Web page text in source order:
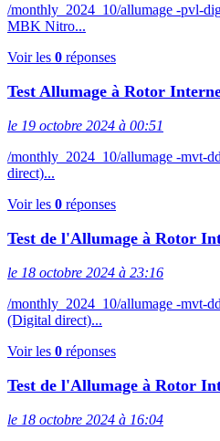
/monthly_2024_10/allumage -pvl-
MBK Nitro...
Voir les 0 réponses
Test Allumage à Rotor
le 19 octobre 2024 à 00:51
/monthly_2024_10/allumage -mvt-
direct)...
Voir les 0 réponses
Test de l'Allumage à Rotor
le 18 octobre 2024 à 23:16
/monthly_2024_10/allumage -mvt-
(Digital direct)...
Voir les 0 réponses
Test de l'Allumage à Rotor
le 18 octobre 2024 à 16:04